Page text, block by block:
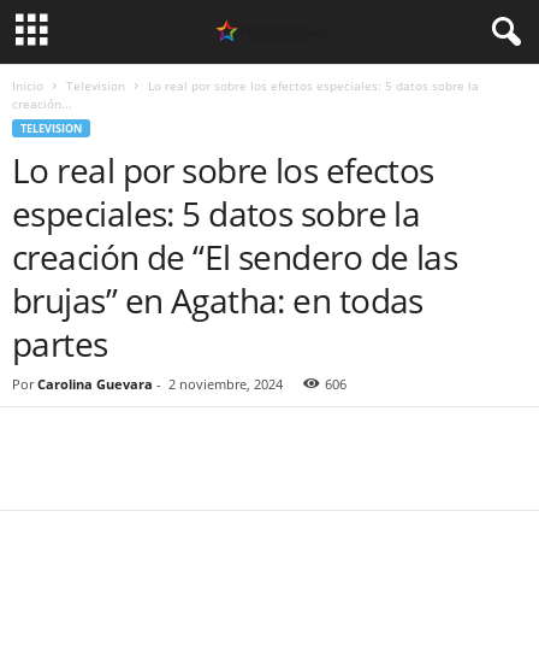
Inicio Television
Lo real por sobre los efectos especiales: 5 datos sobre la
creación...
TELEVISION
Lo real por sobre los efectos
especiales: 5 datos sobre la
creación de “El sendero de las
brujas” en Agatha: en todas
partes
Por Carolina Guevara - 2 noviembre, 2024 606